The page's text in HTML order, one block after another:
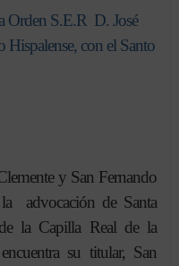
Orden S.E.R D. José
con el Santo
y San Fernando
advocación de Santa
la Capilla Real de la
su titular, San